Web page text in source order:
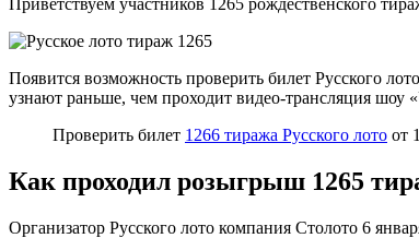
Появится возможность проверить билет Русского
узнают раньше, чем проходит видео-трансляция
Проверить билет 1266 тиража Русского лото от
Как проходил розыгрыш 1265
Организатор Русского лото компания Столото 6